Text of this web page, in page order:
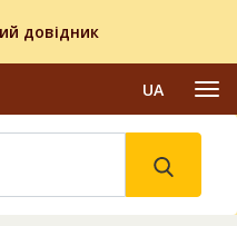
довідник
UA